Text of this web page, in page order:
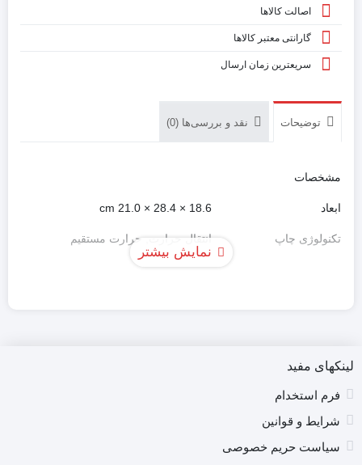
اصالت کالاها
گارانتی معتبر کالاها
سریعترین زمان ارسال
توضیحات نقد و بررسی‌ها (0)
مشخصات
ابعاد 18.6 × 28.4 × 21.0 cm
تکنولوژی چاپ انتقال حرارت, حرارت مستقیم
عرض چاپ
نوع برش
نوع پورت اتصال به کامپیوتر
نوع تایپ
نمایش بیشتر
لینکهای مفید
فرم استخدام
شرایط و قوانین
سیاست حریم خصوصی